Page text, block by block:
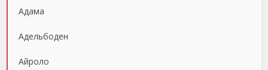
Адама
Адельбоден
Айроло